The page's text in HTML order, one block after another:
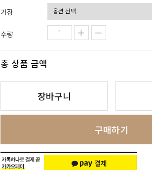
기장
수량
총 상품 금액
장바구니
구매하기